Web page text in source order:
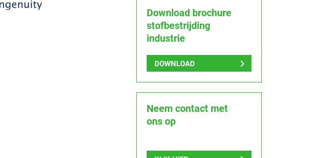
Download brochure
stofbestrijding
industrie
DOWNLOAD
Neem contact met
ons op